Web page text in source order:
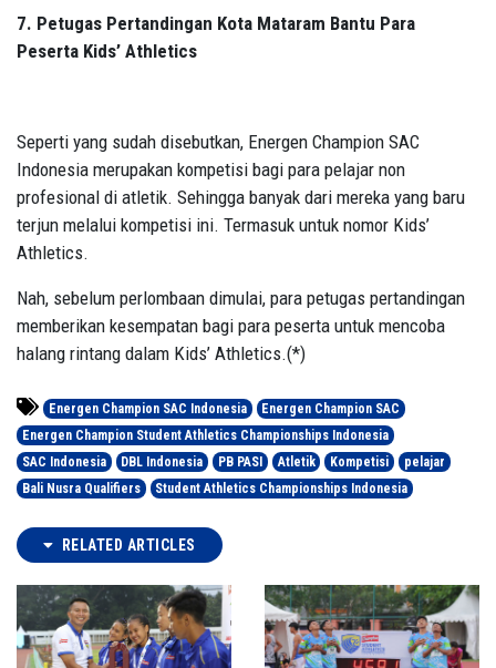
7. Petugas Pertandingan Kota Mataram Bantu Para
Peserta Kids’ Athletics
Seperti yang sudah disebutkan, Energen Champion SAC
Indonesia merupakan kompetisi bagi para pelajar non
profesional di atletik. Sehingga banyak dari mereka yang baru
terjun melalui kompetisi ini. Termasuk untuk nomor Kids’
Athletics.
Nah, sebelum perlombaan dimulai, para petugas pertandingan
memberikan kesempatan bagi para peserta untuk mencoba
halang rintang dalam Kids’ Athletics.(*)
Energen Champion SAC Indonesia
Energen Champion SAC
Energen Champion Student Athletics Championships Indonesia
SAC Indonesia
DBL Indonesia PB PASI Atletik Kompetisi
pelajar
Bali Nusra Qualifiers
Student Athletics Championships Indonesia
RELATED ARTICLES